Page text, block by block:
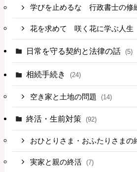
学びを止めるな 行政書士の修
花を求めて 咲く花に学ぶ人生
日常を守る契約と法律の話 (5)
相続手続き (24)
空き家と土地の問題 (14)
終活・生前対策 (92)
おひとりさま・おふたりさまの
実家と親の終活 (7)